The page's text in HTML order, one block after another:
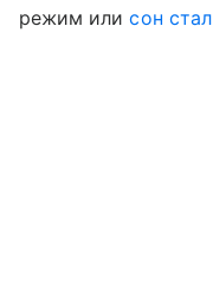
режим илисон